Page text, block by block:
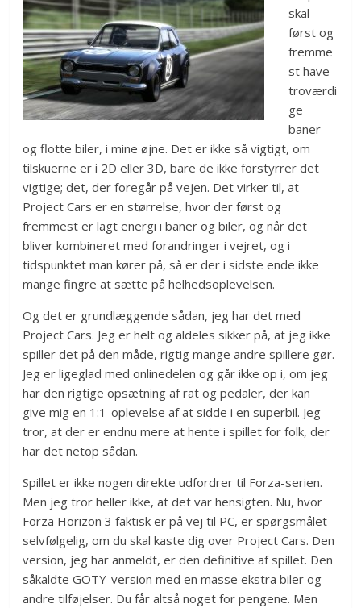
skal
først og
fremme
st have
troværdi
ge
baner
og flotte biler, i mine øjne. Det er ikke så vigtigt, om
tilskuerne er i 2D eller 3D, bare de ikke forstyrrer det
vigtige; det, der foregår på vejen. Det virker til, at
Project Cars er en størrelse, hvor der først og
fremmest er lagt energi i baner og biler, og når det
bliver kombineret med forandringer i vejret, og i
tidspunktet man kører på, så er der i sidste ende ikke
mange fingre at sætte på helhedsoplevelsen.
Og det er grundlæggende sådan, jeg har det med
Project Cars. Jeg er helt og aldeles sikker på, at jeg ikke
spiller det på den måde, rigtig mange andre spillere gør.
Jeg er ligeglad med onlinedelen og går ikke op i, om jeg
har den rigtige opsætning af rat og pedaler, der kan
give mig en 1:1-oplevelse af at sidde i en superbil. Jeg
tror, at der er endnu mere at hente i spillet for folk, der
har det netop sådan.
Spillet er ikke nogen direkte udfordrer til Forza-serien.
Men jeg tror heller ikke, at det var hensigten. Nu, hvor
Forza Horizon 3 faktisk er på vej til PC, er spørgsmålet
selvfølgelig, om du skal kaste dig over Project Cars. Den
version, jeg har anmeldt, er den definitive af spillet. Den
såkaldte GOTY-version med en masse ekstra biler og
andre tilføjelser. Du får altså noget for pengene. Men